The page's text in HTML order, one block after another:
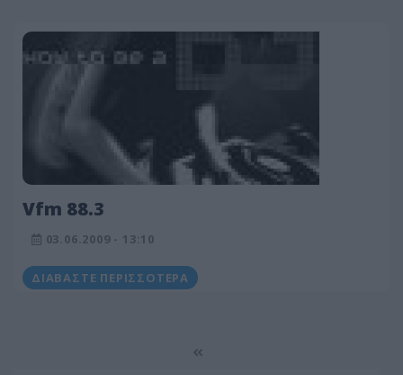
Vfm 88.3
03.06.2009 - 13:10
ΔΙΑΒΆΣΤΕ ΠΕΡΙΣΣΌΤΕΡΑ